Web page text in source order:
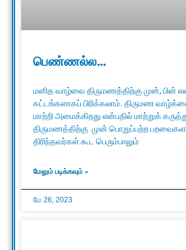
பெண்ணல்ல…
மனித வாழ்வை திருமணத்திற்கு முன், பின்
கட்டங்களாகப் பிரிக்கலாம். திருமண
மாற்றி அமைக்கிறது என்பதில் மாற்றுக்
திருமணத்திற்கு முன் பொறுப்பற்ற
திரிந்தவர்கள் கூட பெரும்பாலும்
மேலும் படிக்கவும் »
மே 26, 2023